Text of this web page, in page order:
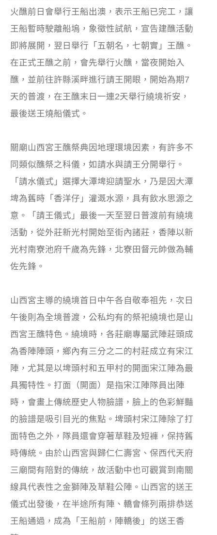
火醮前日會舉行王船出澳，表示王船已完工，讓
王船暫時駛離船塢，象徵性試航，宣告建醮活動
即將展開，翌日舉行「五朝名，七朝實」王醮。
在正式王醮之前，會先舉行火醮，當夜開始入
醮，並前往許縣溪畔進行請王開眼，開始為期7
天的普渡，在王醮末日一連2天舉行繞境祈安，
最後送王燒船儀式。
關廟山西宮王醮祭典因地理環境因素，有許多不
同類似醮祭之科儀，如請水與請王分開舉行。
「請水儀式」選擇大潭埤迎請聖水，乃是因大潭
埤為舊時「香洋仔」灌溉水源，具有飲水思源之
意。「請王儀式」最後一天至翌日普渡前有繞境
活動，從外莊新光村開始至街內諸莊，香陣以新
光村南寮池府千歲為先鋒，北寮田督元帥做為輔
佐先鋒。
山西宮主導的繞境首日中午各自敬奉祖先，次日
午後則為全境普渡，公私均有的祭祀繞境也是山
西宮王醮特色。繞境時，各莊廟專屬武陣莊頭成
為香陣陣頭，鄉內有三分之二的村莊成立有宋江
陣，尤其是以埤頭村和五甲村的開面宋江陣為最
具獨特性。打面（開面）是指宋江陣隊員出陣
時，會畫上傳統歷史人物臉譜，臉上的色彩鮮豔
的臉譜是吸引目光的焦點。埤頭村宋江陣除了打
面特色之外，隊員還會穿著草鞋及短褲，保持舊
時傳統。由於山西宮與歸仁仁壽宮、保西代天府
三廟間有陪對的傳統，故活動中也可觀賞到南關
線具代表性之金獅陣及草鞋公陣。山西宮的送王
儀式出發後，在半途所有陣、轎會條列兩排恭送
王船通過，成為「王船前，陣轎後」的送王香